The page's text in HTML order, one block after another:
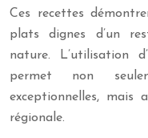
Ces recettes
plats dignes d’un
nature. L’utilisation
permet non
exceptionnelles, mais
régionale.